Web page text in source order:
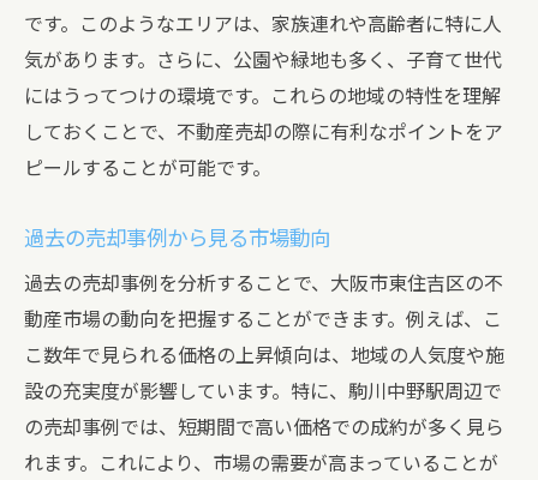
です。このようなエリアは、家族連れや高齢者に特に人
気があります。さらに、公園や緑地も多く、子育て世代
にはうってつけの環境です。これらの地域の特性を理解
しておくことで、不動産売却の際に有利なポイントをア
ピールすることが可能です。
過去の売却事例から見る市場動向
過去の売却事例を分析することで、大阪市東住吉区の不
動産市場の動向を把握することができます。例えば、こ
こ数年で見られる価格の上昇傾向は、地域の人気度や施
設の充実度が影響しています。特に、駒川中野駅周辺で
の売却事例では、短期間で高い価格での成約が多く見ら
れます。これにより、市場の需要が高まっていることが